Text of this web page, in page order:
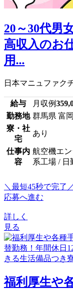
20～30代男
高収入のお
用...
日本マニュファク
給与 月収例
勤務地 群馬県 富
寮・社
宅
あり
仕事内
容
航空機エ
系工場 / 日
＼最短45秒で完了
応募へ進む
詳しく
見る
福利厚生や